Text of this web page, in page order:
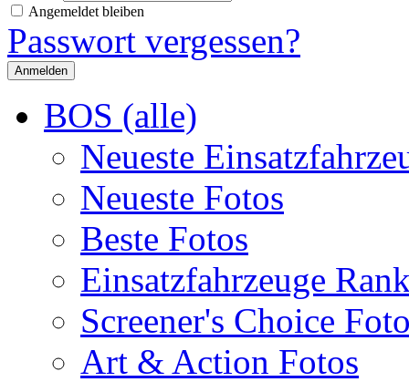
Angemeldet bleiben
Passwort vergessen?
BOS (alle)
Neueste
Neueste Fotos
Beste Fotos
Einsatzfahrzeuge
Screener's Choice
Art & Action Fotos